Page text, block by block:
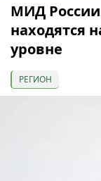
МИД
находятся
уровне
РЕГИОН